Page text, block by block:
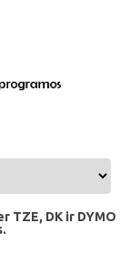
TZE, DK ir DYMO